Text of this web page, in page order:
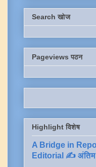
Search खोज
Pageviews पठन
Highlight विशेष
A Bridge in
Editorial ✍️ अंतिम